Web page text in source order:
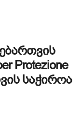
Protezione
საჭიროა